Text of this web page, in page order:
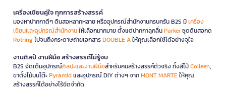
เครื่องเขียนคู่ใจ ทุกการสร้างสรรค์
มองหาปากกาดีๆ ดินสอหลากหลาย หรืออุปกรณ์สำนักงานครบครัน B2S มีเครื่อง
เขียนและอุปกรณ์สำนักงานให้เลือกมากมาย ตั้งแต่ปากกาลูกลื่นParkerชุดดินสอกด
Rotringไปจนถึงกระดาษถ่ายเอกสารDOUBLE Aให้คุณเลือกใช้ได้อย่างจุใจ
งานศิลป์ งานฝีมือ สร้างสรรค์ไม่รู้จบ
B2S จัดเต็มอุปกรณ์ศิลปะและงานฝีมือสำหรับคนสร้างสรรค์ตัวจริง ทั้งสีไม้Colleen,
ขาตั้งไม้บนโต๊ะPyramidและอุปกรณ์ DIY ต่างๆ จากMONT MARTEให้คุณ
สร้างสรรค์ได้อย่างไร้ขีดจำกัด